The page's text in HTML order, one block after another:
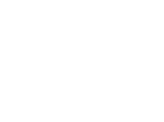
на Android
глубину
важна каждая